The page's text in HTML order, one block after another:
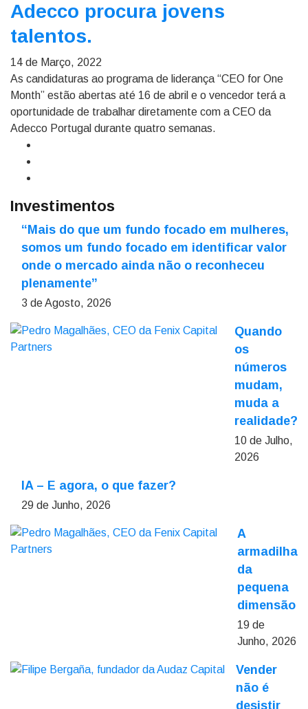
Adecco procura jovens
talentos.
14 de Março, 2022
As candidaturas ao programa de liderança “CEO for One
Month” estão abertas até 16 de abril e o vencedor terá a
oportunidade de trabalhar diretamente com a CEO da
Adecco Portugal durante quatro semanas.
Investimentos
“Mais do que um fundo focado em mulheres,
somos um fundo focado em identificar valor
onde o mercado ainda não o reconheceu
plenamente”
3 de Agosto, 2026
Quando
os
números
mudam,
muda a
realidade?
10 de Julho,
2026
IA – E agora, o que fazer?
29 de Junho, 2026
A
armadilha
da
pequena
dimensão
19 de
Junho, 2026
Vender
não é
desistir